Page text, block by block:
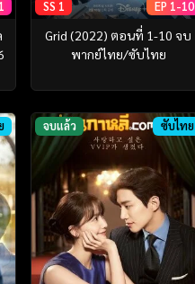
SS 1 EP 1-10
Grid (2022) ตอนที่ 1-10 จบ
พากย์ไทย/ซับไทย
จบแล้ว ซับไทย